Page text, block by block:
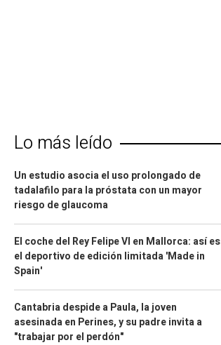
Lo más leído
Un estudio asocia el uso prolongado de
tadalafilo para la próstata con un mayor
riesgo de glaucoma
El coche del Rey Felipe VI en Mallorca: así es
el deportivo de edición limitada 'Made in
Spain'
Cantabria despide a Paula, la joven
asesinada en Perines, y su padre invita a
"trabajar por el perdón"